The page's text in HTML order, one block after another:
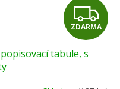
Z
D
ZDARMA
tabule, s